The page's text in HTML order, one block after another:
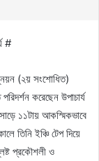
#
(২য় সংশোধিত)
করেছেন উপাচার্য
১১টায় আকস্মিকভাবে
তিনি ইঞ্চি টেপ দিয়ে
প্রকৌশলী ও